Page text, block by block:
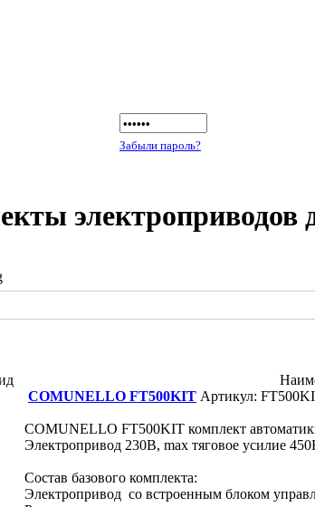
Забыли пароль?
электроприводов
COMUNELLO FT500KIT Артикул:
COMUNELLO FT500KIT комплект
Электропривод 230В, max тяговое усилие
Состав базового комплекта:
Электропривод со встроенным блоком